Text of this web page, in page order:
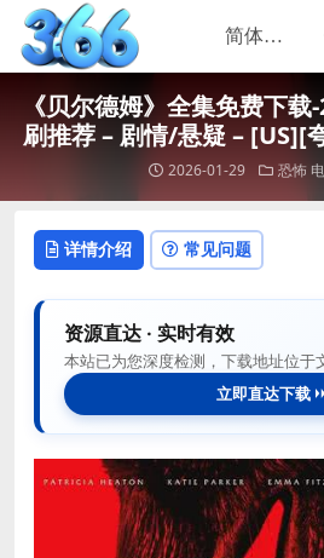
《贝尔德姆》全集免费下
刷推荐 – 剧情/悬疑 – [US][
2026-01-29 恐怖
详情介绍 常见问题
资源直达 · 实时有效
本站已为您深度检测，下载地址位于
立即直达下载